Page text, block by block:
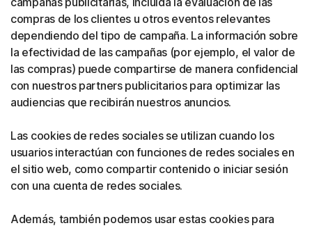
compras de los clientes u otros eventos relevantes
dependiendo del tipo de campaña. La información sobre
la efectividad de las campañas (por ejemplo, el valor de
las compras) puede compartirse de manera confidencial
con nuestros partners publicitarios para optimizar las
audiencias que recibirán nuestros anuncios.
Las cookies de redes sociales se utilizan cuando los
usuarios interactúan con funciones de redes sociales en
el sitio web, como compartir contenido o iniciar sesión
con una cuenta de redes sociales.
Además, también podemos usar estas cookies para